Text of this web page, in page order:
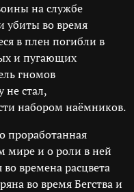
на службе
убиты во время
в плен погибли в
и пугающих
гномов
не стал,
набором наёмников.
проработанная
мире и о роли в ней
времена расцвета
во время Бегства и